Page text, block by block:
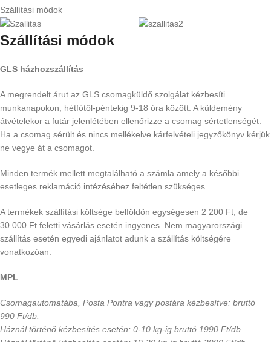
Szállítási módok
Szállítási módok
GLS házhozszállítás
A megrendelt árut az GLS csomagküldő szolgálat kézbesíti
munkanapokon, hétfőtől-péntekig 9-18 óra között. A küldemény
átvételekor a futár jelenlétében ellenőrizze a csomag sértetlenségét.
Ha a csomag sérült és nincs mellékelve kárfelvételi jegyzőkönyv kérjük
ne vegye át a csomagot.
Minden termék mellett megtalálható a számla amely a későbbi
esetleges reklamáció intézéséhez feltétlen szükséges.
A termékek szállítási költsége belföldön egységesen 2 200 Ft, de
30.000 Ft feletti vásárlás esetén ingyenes. Nem magyarországi
szállítás esetén egyedi ajánlatot adunk a szállítás költségére
vonatkozóan.
MPL
Csomagautomatába, Posta Pontra vagy postára kézbesítve: bruttó
990 Ft/db.
Háznál történő kézbesítés esetén: 0-10 kg-ig bruttó 1990 Ft/db.